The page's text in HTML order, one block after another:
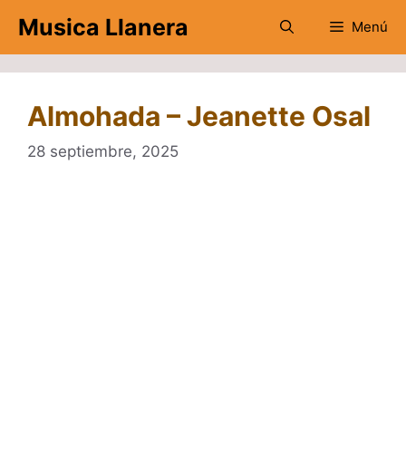
contenido
Musica Llanera Menú
Almohada – Jeanette Osal
28 septiembre, 2025